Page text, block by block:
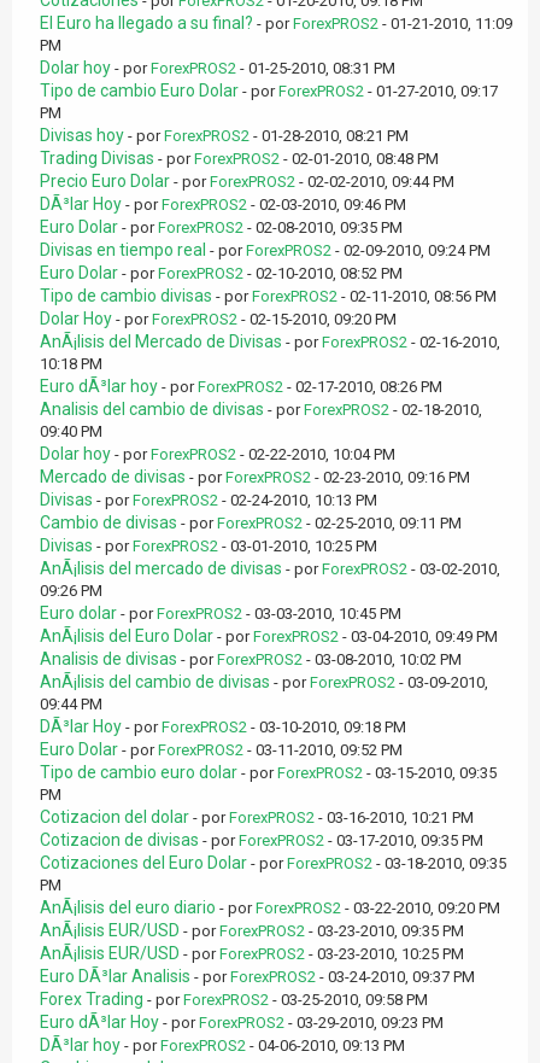
El Euro ha llegado a su final? - porForexPROS2 - 01-21-2010, 11:09
PM
Dolar hoy - porForexPROS2 - 01-25-2010, 08:31 PM
Tipo de cambio Euro Dolar - porForexPROS2 - 01-27-2010, 09:17
PM
Divisas hoy - porForexPROS2 - 01-28-2010, 08:21 PM
Trading Divisas - porForexPROS2 - 02-01-2010, 08:48 PM
Precio Euro Dolar - porForexPROS2 - 02-02-2010, 09:44 PM
DÃ³lar Hoy - porForexPROS2 - 02-03-2010, 09:46 PM
Euro Dolar - porForexPROS2 - 02-08-2010, 09:35 PM
Divisas en tiempo real - porForexPROS2 - 02-09-2010, 09:24 PM
Euro Dolar - porForexPROS2 - 02-10-2010, 08:52 PM
Tipo de cambio divisas - porForexPROS2 - 02-11-2010, 08:56 PM
Dolar Hoy - porForexPROS2 - 02-15-2010, 09:20 PM
AnÃ¡lisis del Mercado de Divisas - porForexPROS2 - 02-16-2010,
10:18 PM
Euro dÃ³lar hoy - porForexPROS2 - 02-17-2010, 08:26 PM
Analisis del cambio de divisas - porForexPROS2 - 02-18-2010,
09:40 PM
Dolar hoy - porForexPROS2 - 02-22-2010, 10:04 PM
Mercado de divisas - porForexPROS2 - 02-23-2010, 09:16 PM
Divisas - porForexPROS2 - 02-24-2010, 10:13 PM
Cambio de divisas - porForexPROS2 - 02-25-2010, 09:11 PM
Divisas - porForexPROS2 - 03-01-2010, 10:25 PM
AnÃ¡lisis del mercado de divisas - porForexPROS2 - 03-02-2010,
09:26 PM
Euro dolar - porForexPROS2 - 03-03-2010, 10:45 PM
AnÃ¡lisis del Euro Dolar - porForexPROS2 - 03-04-2010, 09:49 PM
Analisis de divisas - porForexPROS2 - 03-08-2010, 10:02 PM
AnÃ¡lisis del cambio de divisas - porForexPROS2 - 03-09-2010,
09:44 PM
DÃ³lar Hoy - porForexPROS2 - 03-10-2010, 09:18 PM
Euro Dolar - porForexPROS2 - 03-11-2010, 09:52 PM
Tipo de cambio euro dolar - porForexPROS2 - 03-15-2010, 09:35
PM
Cotizacion del dolar - porForexPROS2 - 03-16-2010, 10:21 PM
Cotizacion de divisas - porForexPROS2 - 03-17-2010, 09:35 PM
Cotizaciones del Euro Dolar - porForexPROS2 - 03-18-2010, 09:35
PM
AnÃ¡lisis del euro diario - porForexPROS2 - 03-22-2010, 09:20 PM
AnÃ¡lisis EUR/USD - porForexPROS2 - 03-23-2010, 09:35 PM
AnÃ¡lisis EUR/USD - porForexPROS2 - 03-23-2010, 10:25 PM
Euro DÃ³lar Analisis - porForexPROS2 - 03-24-2010, 09:37 PM
Forex Trading - porForexPROS2 - 03-25-2010, 09:58 PM
Euro dÃ³lar Hoy - porForexPROS2 - 03-29-2010, 09:23 PM
DÃ³lar hoy - porForexPROS2 - 04-06-2010, 09:13 PM